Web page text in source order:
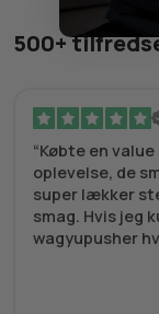
500+
Købte en
oplevelse, de
super lækker
smag. Hvis jeg
wagyupusher